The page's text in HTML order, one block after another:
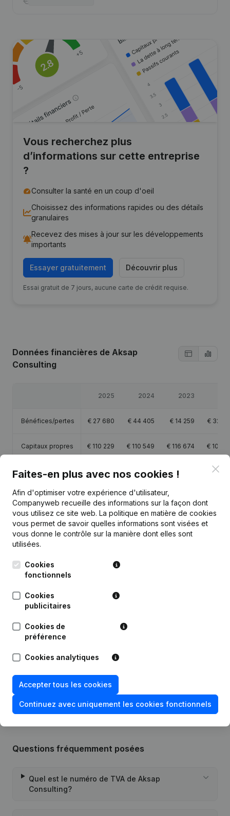
Vous recherchez plus
d’informations sur cette entreprise
?
Consulter la santé en un coup d'oeil
Choisissez des informations rapides ou des détails
granulaires
Recevez des mises à jour sur les développements
importants
Essayer gratuitement Découvrir plus
Essai gratuit de 7 jours, aucune carte de crédit requise.
Données financières de Aksap
Consulting
2025 2024 2023
Bénéfices/pertes € 27 680 € 44 405 € 14 259 € 32
Capitaux propres € 110 229 € 110 549 € 116 674 € 102
Marge brute €77 842 € 76 936 € 84 031 €65
Publicationsde Aksap Consulting
Date Publication
09-05-2022
Autres Modifications, …)
22-04-2021
Statuts (Traduction, Coordination,
Autres Modifications, …) -
27-12-2018
Personne Morale, Ouverture
Succursale, etc...)
Questions fréquemment posées
Quel est le numéro de TVA de Aksap
Consulting?
Faites-en plus avec nos cookies !
Afin d'optimiser votre expérience d'utilisateur,
Companyweb recueille des informations sur la façon dont
vous utilisez ce site web. La politique en matière de cookies
vous permet de savoir quelles informations sont visées et
vous donne le contrôle sur la manière dont elles sont
utilisées.
Cookies
fonctionnels
Cookies
publicitaires
Cookies de
préférence
Cookies analytiques
Accepter tous les cookies
Continuez avec uniquement les cookies fonctionnels